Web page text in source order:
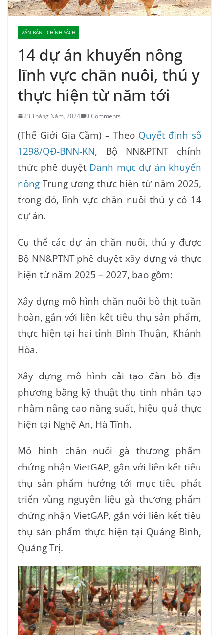
VĂN BẢN - CHÍNH SÁCH
14 dự án khuyến nông
lĩnh vực chăn nuôi, thú y
thực hiện từ năm tới
23 Tháng Năm, 2024 0 Comments
(Thế Giới Gia Cầm) – Theo Quyết định số
1298/QĐ-BNN-KN, Bộ NN&PTNT chính
thức phê duyệt Danh mục dự án khuyến
nông Trung ương thực hiện từ năm 2025,
trong đó, lĩnh vực chăn nuôi thú y có 14
dự án.
Cụ thể các dự án chăn nuôi, thú y được
Bộ NN&PTNT phê duyệt xây dựng và thực
hiện từ năm 2025 – 2027, bao gồm:
Xây dựng mô hình chăn nuôi bò thịt tuần
hoàn, gắn với liên kết tiêu thụ sản phẩm,
thực hiện tại hai tỉnh Bình Thuận, Khánh
Hòa.
Xây dựng mô hình cải tạo đàn bò địa
phương bằng kỹ thuật thụ tinh nhân tạo
nhằm nâng cao năng suất, hiệu quả thực
hiện tại Nghệ An, Hà Tĩnh.
Mô hình chăn nuôi gà thương phẩm
chứng nhận VietGAP, gắn với liên kết tiêu
thụ sản phẩm hướng tới mục tiêu phát
triển vùng nguyên liệu gà thương phẩm
chứng nhận VietGAP, gắn với liên kết tiêu
thụ sản phẩm thực hiện tại Quảng Bình,
Quảng Trị.